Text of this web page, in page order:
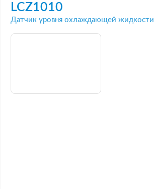
LCZ1010
Датчик уровня охлаждающей жидкости